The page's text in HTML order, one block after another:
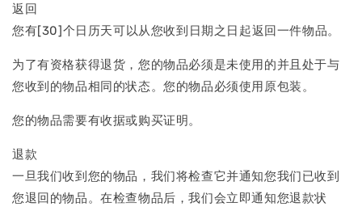
返回
您有[30]个日历天可以从您收到日期之日起返回一件物品。
为了有资格获得退货，您的物品必须是未使用的并且处于与
您收到的物品相同的状态。您的物品必须使用原包装。
您的物品需要有收据或购买证明。
退款
一旦我们收到您的物品，我们将检查它并通知您我们已收到
您退回的物品。在检查物品后，我们会立即通知您退款状